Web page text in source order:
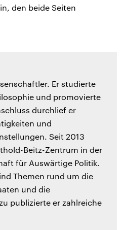
den beide Seiten
Er studierte
und promovierte
durchlief er
und
Seit 2013
Beitz-Zentrum in der
für Auswärtige Politik.
Themen rund um die
und die
publizierte er zahlreiche